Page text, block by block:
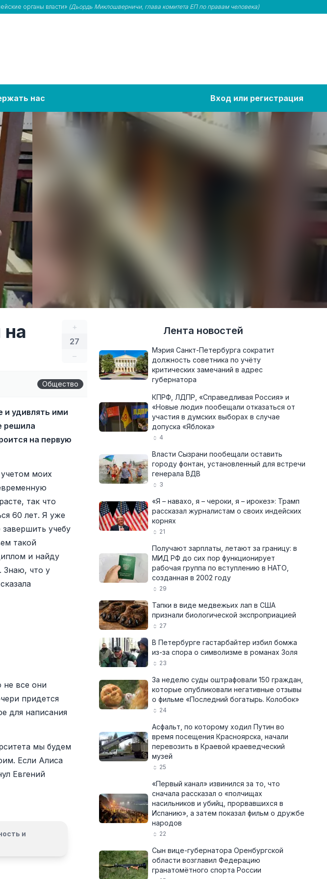
органы власти» (Дьордь Миклошверничи, глава комитета ЕП по правам человека)
нас Вход или регистрация
+
27
–
на
Общество
и удивлять ими
решила
на первую
моих
так что
60 лет. Я уже
учебу
такой
и найду
Знаю, что у
не все они
придется
для написания
мы будем
Если Алиса
Евгений
и
Лента новостей
Мэрия Санкт-Петербурга сократит
должность советника по учёту
критических замечаний в адрес
губернатора
КПРФ, ЛДПР, «Справедливая Россия» и
«Новые люди» пообещали отказаться от
участия в думских выборах в случае
допуска «Яблока»
4
Власти Сызрани пообещали оставить
городу фонтан, установленный для встречи
генерала ВДВ
3
«Я – навахо, я – чероки, я – ирокез»: Трамп
рассказал журналистам о своих индейских
корнях
21
Получают зарплаты, летают за границу: в
МИД РФ до сих пор функционирует
рабочая группа по вступлению в НАТО,
созданная в 2002 году
29
Тапки в виде медвежьих лап в США
признали биологической экспроприацией
27
В Петербурге гастарбайтер избил бомжа
из-за спора о символизме в романах Золя
23
За неделю суды оштрафовали 150 граждан,
которые опубликовали негативные отзывы
о фильме «Последний богатырь. Колобок»
24
Асфальт, по которому ходил Путин во
время посещения Красноярска, начали
перевозить в Краевой краеведческий
музей
25
«Первый канал» извинился за то, что
сначала рассказал о «полчищах
насильников и убийц, прорвавшихся в
Испанию», а затем показал фильм о дружбе
народов
22
Сын вице-губернатора Оренбургской
области возглавил Федерацию
гранатомётного спорта России